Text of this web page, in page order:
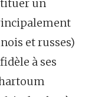
un
et russes)
à ses